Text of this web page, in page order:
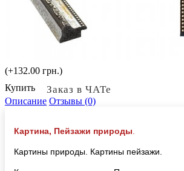
(+132.00 грн.)
Купить
Заказ в ЧАТе
Описание Отзывы (0)
Картина, Пейзажи природы
Картины природы. Картины пейзажи.